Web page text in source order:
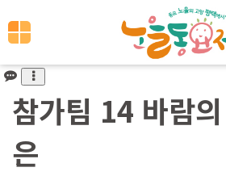
참가팀 14 바람
은